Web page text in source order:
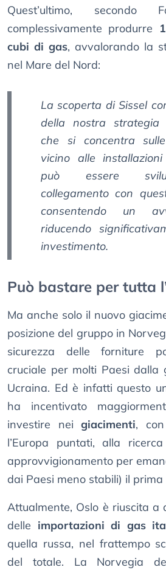
Quest’ultimo, secondo
complessivamente produrre
cubi di gas, avvalorando la
nel Mare del Nord:
La scoperta di Sissel
della nostra strategia
che si concentra
vicino alle
può essere
collegamento con
consentendo un
riducendo
investimento.
Può bastare per tutta
Ma anche solo il nuovo
posizione del gruppo in
sicurezza delle forniture
cruciale per molti Paesi dalla
Ucraina. Ed è infatti questo
ha incentivato
investire neigiacimenti,
l’Europa puntati, alla
approvvigionamento per
dai Paesi meno stabili) il prima
Attualmente, Oslo è riuscita a
delle importazioni di gas
quella russa, nel frattempo
del totale. La Norvegia